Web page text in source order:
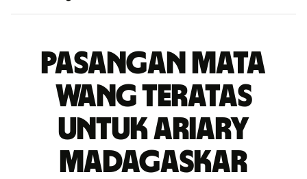
Pasangan mata
wang teratas
untuk ariary
Madagaskar